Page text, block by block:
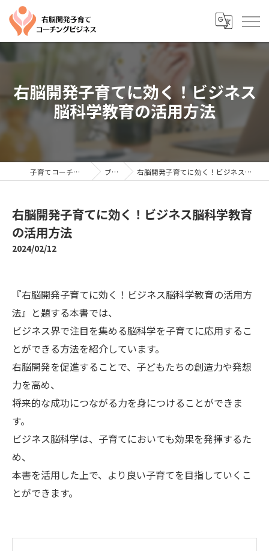
右脳開発子育てに効く！ビジネス
脳科学教育の活用方法
子育てコーチングならYTC ブログ 右脳開発子育てに効く！ビジネス脳科学教育の活用方法
右脳開発子育てに効く！ビジネス脳科学教育
の活用方法
2024/02/12
『右脳開発子育てに効く！ビジネス脳科学教育の活用方
法』と題する本書では、
ビジネス界で注目を集める脳科学を子育てに応用するこ
とができる方法を紹介しています。
右脳開発を促進することで、子どもたちの創造力や発想
力を高め、
将来的な成功につながる力を身につけることができま
す。
ビジネス脳科学は、子育てにおいても効果を発揮するた
め、
本書を活用した上で、より良い子育てを目指していくこ
とができます。